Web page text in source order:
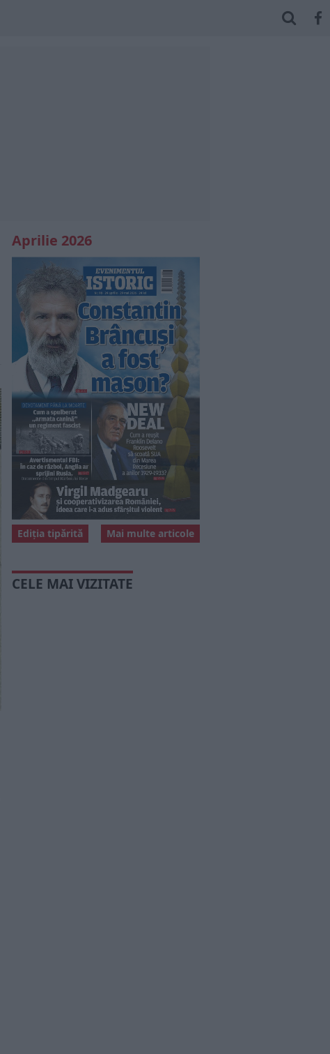
Aprilie 2026
Mai multe articole
Ediția tipărită
CELE MAI VIZITATE